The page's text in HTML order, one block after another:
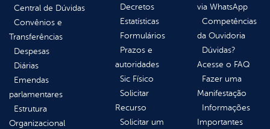
Central de Dúvidas
Convênios e
Transferências
Despesas
Diárias
Emendas
parlamentares
Estrutura
Organizacional
Decretos
Estatísticas
Formulários
Prazos e
autoridades
Sic Físico
Solicitar
Recurso
Solicitar um
via WhatsApp
Competências
da Ouvidoria
Dúvidas?
Acesse o FAQ
Fazer uma
Manifestação
Informações
Importantes